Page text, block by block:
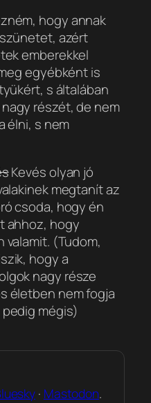
hogy annak
azért
emberekkel
egyébként is
s általában
részét, de nem
élni, s nem
Kevés olyan jó
megtanít az
csoda, hogy én
ahhoz, hogy
(Tudom,
hogy a
nagy része
életben nem fogja
mégis)
· Mastodon.